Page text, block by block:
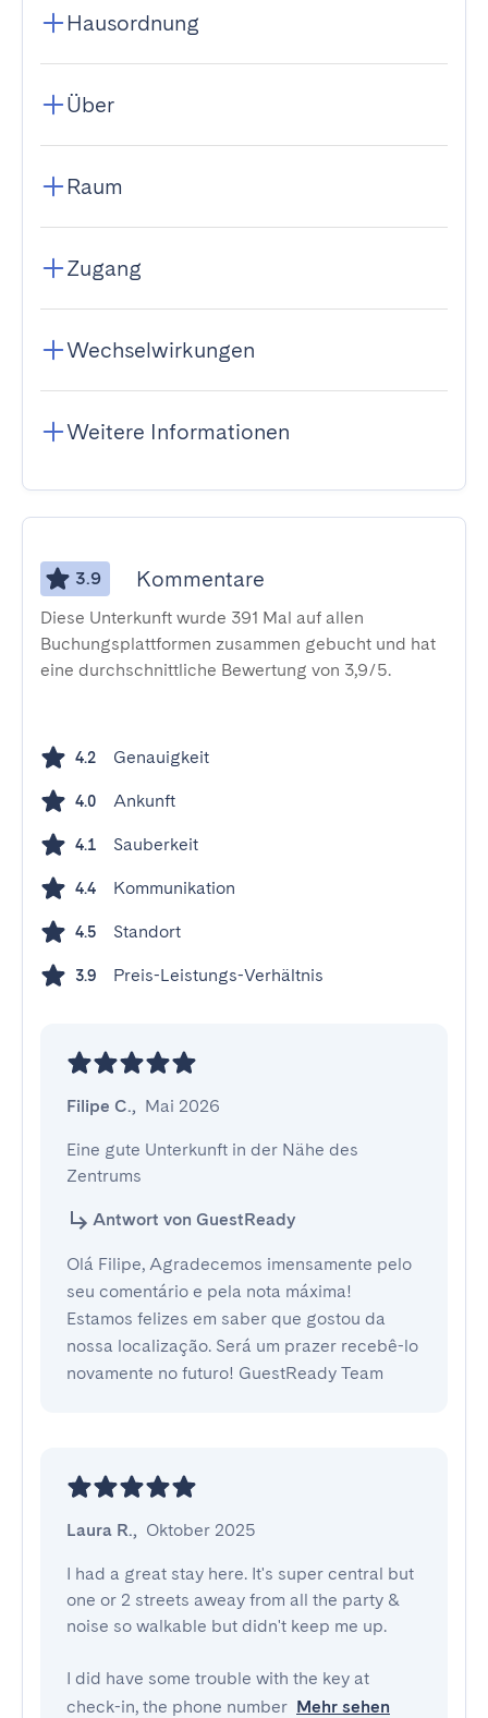
Hausordnung
Über
Raum
Zugang
Wechselwirkungen
Weitere Informationen
3.9 Kommentare
Diese Unterkunft wurde 391 Mal auf allen
Buchungsplattformen zusammen gebucht und hat
eine durchschnittliche Bewertung von 3,9/5.
4.2 Genauigkeit
4.0 Ankunft
4.1 Sauberkeit
4.4 Kommunikation
4.5 Standort
3.9 Preis-Leistungs-Verhältnis
Filipe C., Mai 2026
Eine gute Unterkunft in der Nähe des
Zentrums
Antwort von GuestReady
Olá Filipe, Agradecemos imensamente pelo
seu comentário e pela nota máxima!
Estamos felizes em saber que gostou da
nossa localização. Será um prazer recebê-lo
novamente no futuro! GuestReady Team
Laura R., Oktober 2025
I had a great stay here. It's super central but
one or 2 streets aweay from all the party &
noise so walkable but didn't keep me up.
I did have some trouble with the key at
check-in, the phone number Mehr sehen